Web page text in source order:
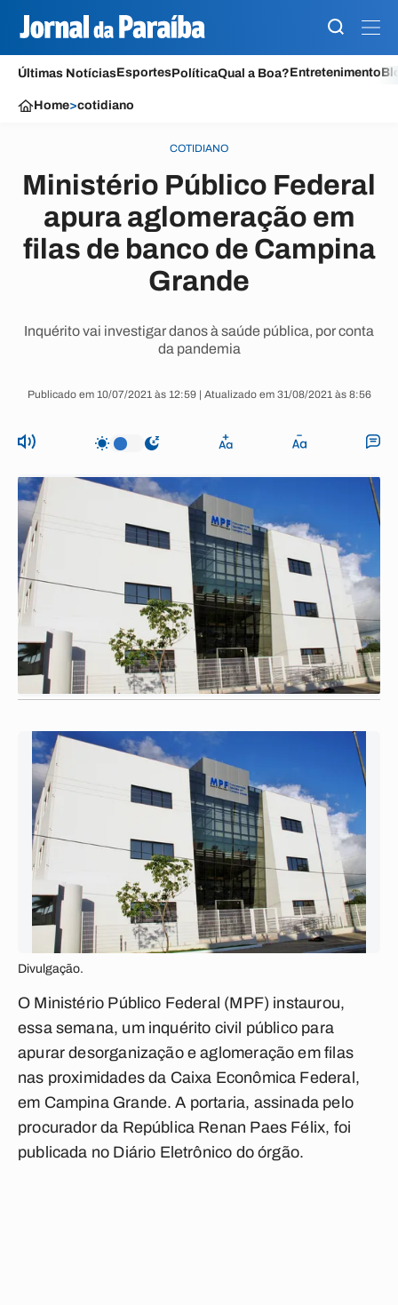
Últimas NotíciasEsportesPolíticaQual a Boa?Entretenimento
Home>cotidiano
COTIDIANO
Ministério Público Federal
apura aglomeração em
filas de banco de Campina
Grande
Inquérito vai investigar danos à saúde pública, por conta
da pandemia
Publicado em 10/07/2021 às 12:59 | Atualizado em 31/08/2021 às 8:56
Divulgação.
O Ministério Público Federal (MPF) instaurou,
essa semana, um inquérito civil público para
apurar desorganização e aglomeração em filas
nas proximidades da Caixa Econômica Federal,
em Campina Grande. A portaria, assinada pelo
procurador da República Renan Paes Félix, foi
publicada no Diário Eletrônico do órgão.